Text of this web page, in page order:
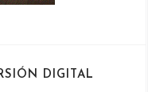
DIGITAL